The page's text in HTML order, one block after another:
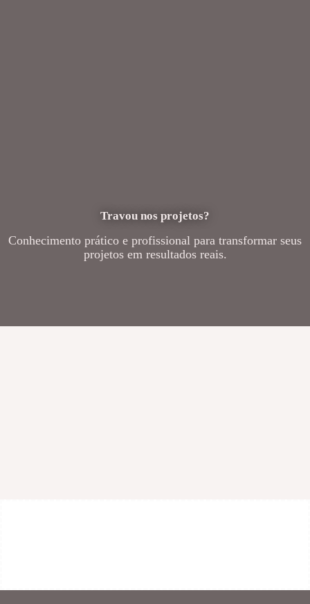
Travou nos projetos?
Conhecimento prático e profissional para transformar seus
projetos em resultados reais.